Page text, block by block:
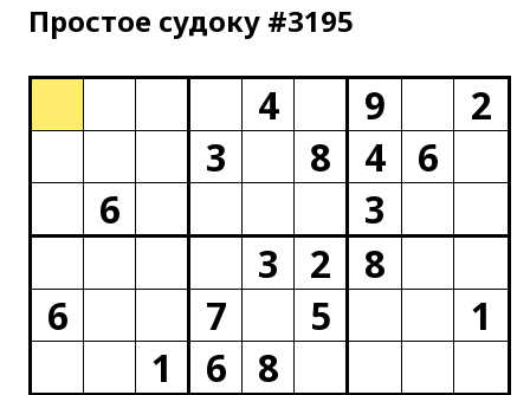
Простое cудоку #3195
4 9
2
3
8 4
6
6
3
3
2
8
6
7 5
1
1
6
8